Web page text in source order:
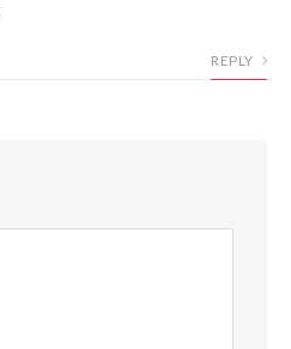
REPLY